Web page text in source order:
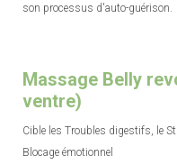
son processus d'auto-guérison.
Massage Belly
ventre)
Cible les Troubles digestifs, le
Blocage émotionnel